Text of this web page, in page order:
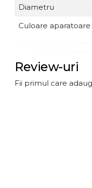
Diametru
Culoare aparatoare
Review-uri
Fii primul care